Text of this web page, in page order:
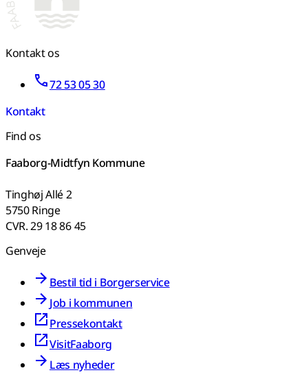
Kontakt os
72 53 05 30
Kontakt
Find os
Faaborg-Midtfyn Kommune
Tinghøj Allé 2
5750 Ringe
CVR. 29 18 86 45
Genveje
Bestil tid i Borgerservice
Job i kommunen
Pressekontakt
VisitFaaborg
Læs nyheder